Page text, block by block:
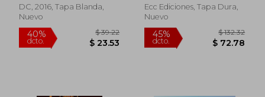
DC, 2016, Tapa Blanda,
Nuevo
Ecc Ediciones, Tapa Dura,
Nuevo